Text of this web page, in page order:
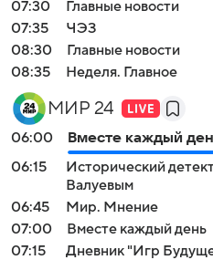
07:30
Главные новости
07:35
ЧЭЗ
08:30
Главные новости
08:35
Неделя. Главное
МИР 24
06:00
Вместе каждый
06:15
Исторический
Валуевым
06:45
Мир. Мнение
07:00
Вместе каждый день
07:15
Дневник "Игр